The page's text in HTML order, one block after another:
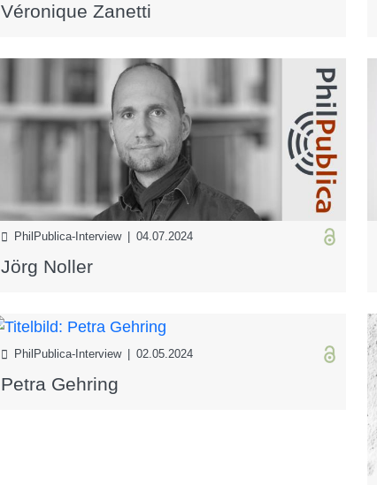
Véronique Zanetti
PhilPublica-Interview | 04.07.2024
Jörg Noller
PhilPublica-Interview | 02.05.2024
Petra Gehring